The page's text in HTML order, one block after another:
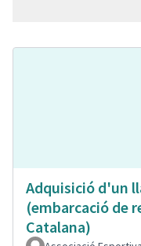
Adquisició d'un
(embarcació de
Catalana)